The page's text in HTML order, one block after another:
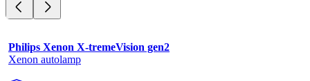
Philips Xenon X-tremeVision gen2
Xenon autolamp